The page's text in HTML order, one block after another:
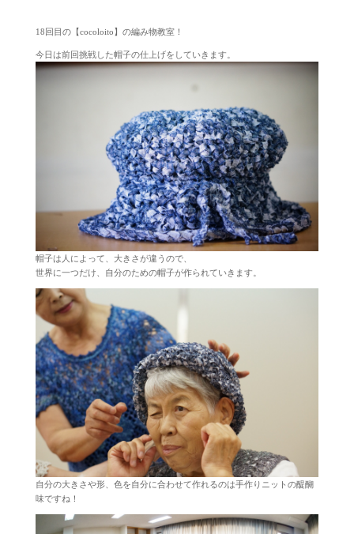
18回目の【cocoloito】の編み物教室！
今日は前回挑戦した帽子の仕上げをしていきます。
帽子は人によって、大きさが違うので、
世界に一つだけ、自分のための帽子が作られていきます。
自分の大きさや形、色を自分に合わせて作れるのは手作りニットの醍醐
味ですね！